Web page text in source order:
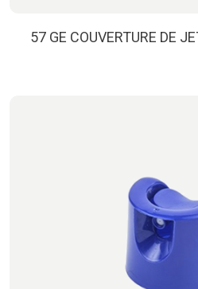
57 GE COUVERTURE DE